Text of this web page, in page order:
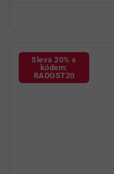
Sleva 20% s
kódem:
RADOST20